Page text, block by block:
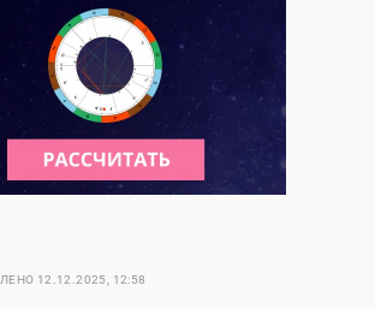
12.12.2025, 12:58